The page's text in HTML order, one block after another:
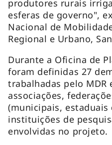
produtores rurais
esferas de governo",
Nacional de
Regional e Urbano,
Durante a Oficina de
foram definidas 27
trabalhadas pelo
associações,
(municipais, estaduais
instituições de
envolvidas no projeto.